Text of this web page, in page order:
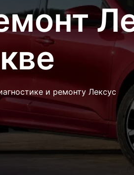
и ремонту Лексус